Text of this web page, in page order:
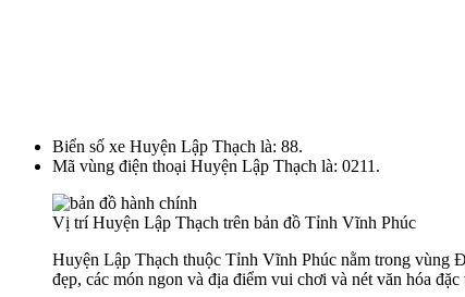
Biển số xe Huyện Lập Thạch là: 88.
Mã vùng điện thoại Huyện Lập Thạch là: 0211.
Vị trí Huyện Lập Thạch trên bản đồ Tỉnh Vĩnh Phúc
Huyện Lập Thạch thuộc Tỉnh Vĩnh Phúc nằm trong vùng
đẹp, các món ngon và địa điểm vui chơi và nét văn hóa